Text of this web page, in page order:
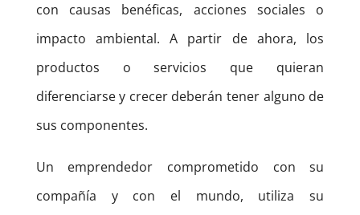
con causas benéficas, acciones sociales o
impacto ambiental. A partir de ahora, los
productos o servicios que quieran
diferenciarse y crecer deberán tener alguno de
sus componentes.
Un emprendedor comprometido con su
compañía y con el mundo, utiliza su